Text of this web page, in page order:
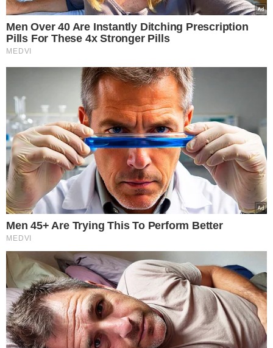
TÓPICOS
LULA INUNDAÇÕES
RIO GRANDE DO SUL
MEDIDAS DE APOIO
FERNANDO HADDAD
VER COMENTÁRIOS